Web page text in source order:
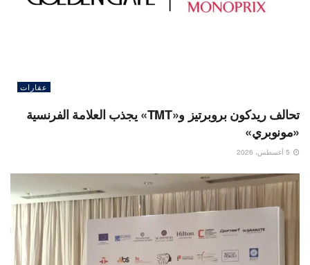
عقارات
تحالف ريدكون بروبرتيز و«TMT» يجذب العلامة الفرنسية
«مونوبري»